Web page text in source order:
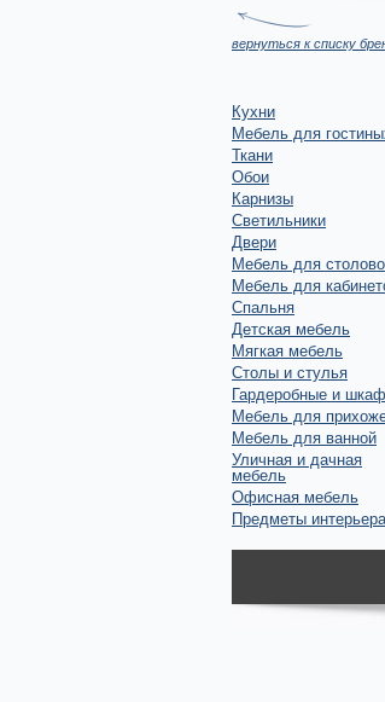
вернуться к списку
Кухни
Мебель для
Ткани
Обои
Карнизы
Светильники
Двери
Мебель для
Мебель для
Спальня
Детская мебель
Мягкая мебель
Столы и стулья
Гардеробные и
Мебель для
Мебель для ванной
Уличная и дачная
мебель
Офисная мебель
Предметы интерьера